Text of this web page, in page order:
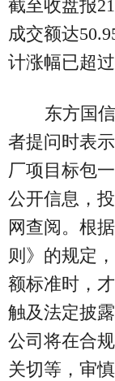
截至收盘报
成交额达
计涨幅已超过
东方国
者提问时表
厂项目标包
公开信息，
网查阅。根
则》的规定
额标准时，
触及法定披
公司将在合
关切等，审